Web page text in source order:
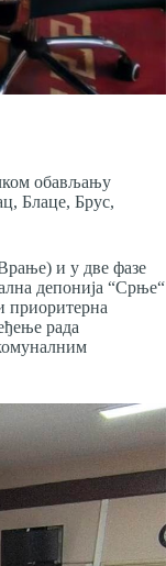
обављању
Блаце, Брус,
и у две фазе
депонија “Срње“
приоритерна
рада